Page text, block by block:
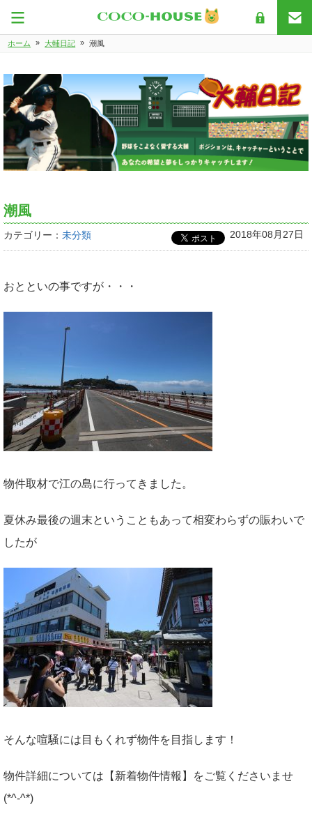
ホーム » 大輔日記 » 潮風
潮風
カテゴリー： 未分類 2018年08月27日
おとといの事ですが・・・
物件取材で江の島に行ってきました。
夏休み最後の週末ということもあって相変わらずの賑わいで
したが
そんな喧騒には目もくれず物件を目指します！
物件詳細については【新着物件情報】をご覧くださいませ
(*^-^*)